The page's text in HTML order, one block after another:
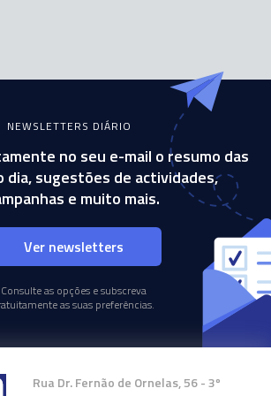
NEWSLETTERS DIÁRIO
no seu e-mail o resumo das
dia, sugestões de actividades,
e muito mais.
Ver newsletters
Consulte as opções e subscreva
as suas preferências.
Rua Dr. Fernão de Ornelas, 56 - 3º